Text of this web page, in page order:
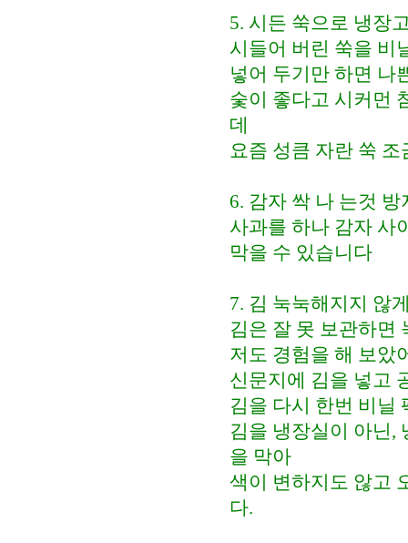
5. 시든 쑥으로 냉장
시들어 버린 쑥을 비
넣어 두기만 하면 나
숯이 좋다고 시커먼
데
요즘 성큼 자란 쑥
6. 감자 싹 나 는것 방
사과를 하나 감자 사
막을 수 있습니다
7. 김 눅눅해지지 않
김은 잘 못 보관하면
저도 경험을 해 보았
신문지에 김을 넣고
김을 다시 한번 비닐
김을 냉장실이 아닌,
을 막아
색이 변하지도 않고
다.